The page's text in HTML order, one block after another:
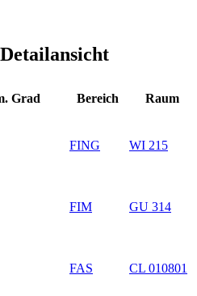
Grad Bereich Raum
FING WI 215
FIM GU 314
FAS CL 010801